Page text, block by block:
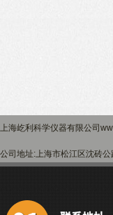
上海屹利科学仪器有限公司
公司地址:上海市松江区沈砖